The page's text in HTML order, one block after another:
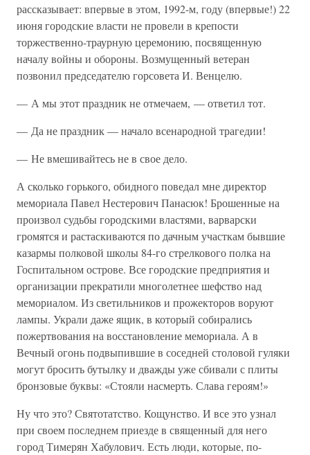
рассказывает: впервые в этом, 1992-м, году (впервые!) 22
июня городские власти не провели в крепости
торжественно-траурную церемонию, посвященную
началу войны и обороны. Возмущенный ветеран
позвонил председателю горсовета И. Венцелю.
— А мы этот праздник не отмечаем, — ответил тот.
— Да не праздник — начало всенародной трагедии!
— Не вмешивайтесь не в свое дело.
А сколько горького, обидного поведал мне директор
мемориала Павел Нестерович Панасюк! Брошенные на
произвол судьбы городскими властями, варварски
громятся и растаскиваются по дачным участкам бывшие
казармы полковой школы 84-го стрелкового полка на
Госпитальном острове. Все городские предприятия и
организации прекратили многолетнее шефство над
мемориалом. Из светильников и прожекторов воруют
лампы. Украли даже ящик, в который собирались
пожертвования на восстановление мемориала. А в
Вечный огонь подвыпившие в соседней столовой гуляки
могут бросить бутылку и дважды уже сбивали с плиты
бронзовые буквы: «Стояли насмерть. Слава героям!»
Ну что это? Святотатство. Кощунство. И все это узнал
при своем последнем приезде в священный для него
город Тимерян Хабулович. Есть люди, которые, по-